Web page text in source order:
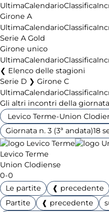
UltimaCalendarioClassifica
Girone A
UltimaCalendarioClassifica
Serie A Gold
Girone unico
UltimaCalendarioClassifica
Elenco delle stagioni
Serie D ❯ Girone C
UltimaCalendarioClassifica
Gli altri incontri della giornata
Giornata n. 3 (3ª andata)18
Levico Terme
Union Clodiense
0-0
Le partite
❰ precedente
Partite
❰ precedente